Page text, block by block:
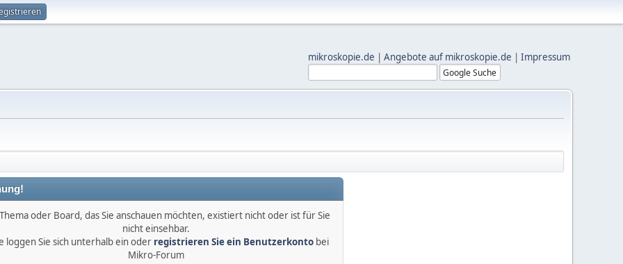
mikroskopie.de | Angebote auf mikroskopie.de | Impressum
oder Board, das Sie anschauen möchten, existiert nicht oder ist für Sie
nicht einsehbar.
loggen Sie sich unterhalb ein oder registrieren Sie ein Benutzerkontobei
Mikro-Forum